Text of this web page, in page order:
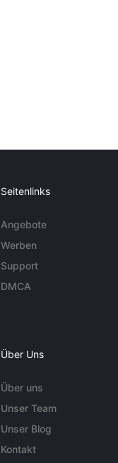
Seitenlinks
Angebote
Werben
Support
DMCA
Über Uns
Über uns
Unser Team
Unser Blog
Kontakt